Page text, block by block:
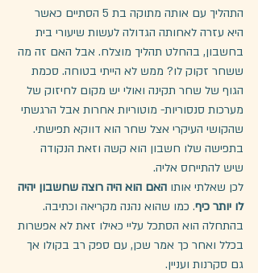
התהליך עם אותה מתוקה בת 5 הסתיים כאשר
היא עזרה לאחותה הגדולה לעשות שיעורי בית
בחשבון, בהחלט תהליך מוצלח. אבל האם זה מה
ששחר זקוק לו? ממש לא הייתי בטוחה. סכמת
הגוף של שחר תקינה ואולי יש מקום לחיזוק של
מערכות סנסוריות- מוטוריות אחרות אבל הרגשתי
שהקושי העיקרי אצל שחר הוא דווקא תפישתי.
בתפישה שלו חשבון הוא קשה וזאת הנקודה
שיש להתייחס אליה.
לכן שאלתי אותו האם הוא היה רוצה שחשבון יהיה
לו יותר כיף. כמו שהוא נהנה מקריאה וכתיבה.
בהתחלה הוא הסתכל עליי כאילו זאת לא אפשרות
בכלל ואחר כך אמר שכן, עם ספק רב בקולו אך
גם סקרנות ועניין.